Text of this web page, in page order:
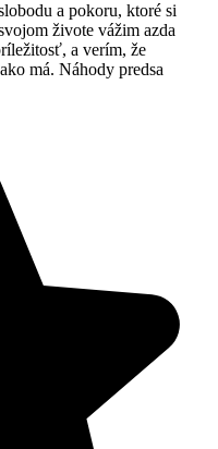
a pokoru, ktoré si
živote vážim azda
a verím, že
má. Náhody predsa